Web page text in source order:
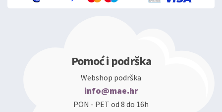
Pomoć i podrška
Webshop podrška
info@mae.hr
PON - PET od 8 do 16h